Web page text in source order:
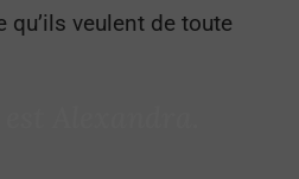
qu’ils veulent de toute